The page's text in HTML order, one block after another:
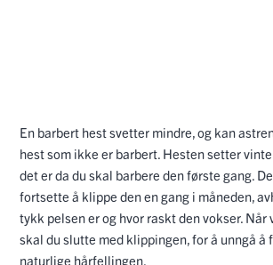
En barbert hest svetter mindre, og kan
hest som ikke er barbert. Hesten setter
det er da du skal barbere den første gang.
fortsette å klippe den en gang i måneden,
tykk pelsen er og hvor raskt den vokser. Når
skal du slutte med klippingen, for å unngå å
naturlige hårfellingen.